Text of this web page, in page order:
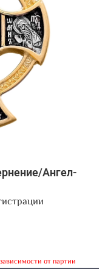
Ангел-
от партии